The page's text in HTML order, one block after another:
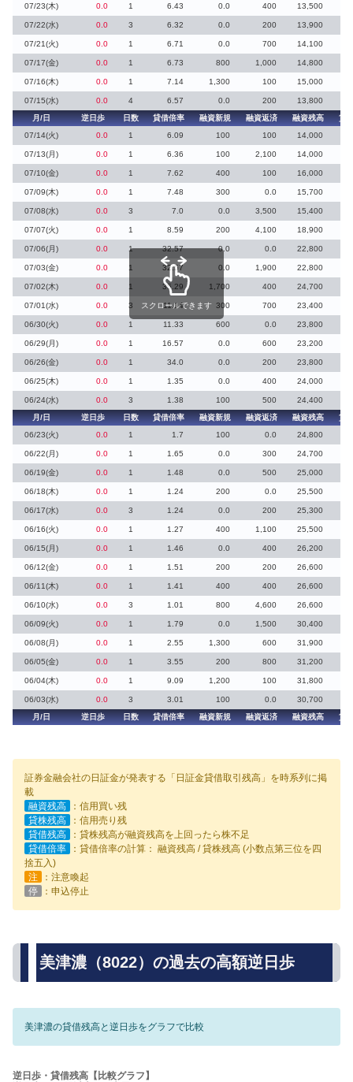
07/23(木) 0.0 1 6.43 0.0 400 13,500
07/22(水) 0.0 3 6.32 0.0 200 13,900
07/21(火) 0.0 1 6.71 0.0 700 14,100
07/17(金) 0.0 1 6.73 800 1,000 14,800
07/16(木) 0.0 1 7.14 1,300 100 15,000
07/15(水) 0.0 4 6.57 0.0 200
13,800
月/日
逆日歩 日数 貸借倍率 融資新規 融資返済 融資残高
貸
07/14(火)
0.0 1 6.09 100 100 14,000
07/13(月) 0.0 1 6.36 100 2,100 14,000
07/10(金) 0.0 1 7.62 400 100 16,000
07/09(木) 0.0 1 7.48 300 0.0 15,700
07/08(水) 0.0 3 7.0 0.0 3,500 15,400
07/07(火) 0.0 1 8.59 200 4,100 18,900
07/06(月) 0.0 1 32.57 0.0 0.0 22,800
07/03(金) 0.0 1 32.57 0.0 1,900 22,800
07/02(木) 0.0 1 35.29 1,700 400 24,700
07/01(水) 0.0 3 11.14 300 700 23,400
06/30(火) 0.0 1 11.33 600 0.0 23,800
06/29(月) 0.0 1 16.57 0.0 600 23,200
06/26(金) 0.0 1 34.0 0.0 200 23,800
06/25(木) 0.0 1 1.35 0.0 400 24,000
06/24(水) 0.0 3 1.38 100 500 24,400
月/日
逆日歩 日数 貸借倍率 融資新規 融資返済 融資残高
貸
06/23(火)
0.0 1 1.7 100 0.0 24,800
06/22(月) 0.0 1 1.65 0.0 300 24,700
06/19(金) 0.0 1 1.48 0.0 500 25,000
06/18(木) 0.0 1 1.24 200 0.0 25,500
06/17(水) 0.0 3 1.24 0.0 200 25,300
06/16(火) 0.0 1 1.27 400 1,100 25,500
06/15(月) 0.0 1 1.46 0.0 400 26,200
06/12(金) 0.0 1 1.51 200 200 26,600
06/11(木) 0.0 1 1.41 400 400 26,600
06/10(水) 0.0 3 1.01 800 4,600 26,600
06/09(火) 0.0 1 1.79 0.0 1,500 30,400
06/08(月) 0.0 1 2.55 1,300 600 31,900
06/05(金) 0.0 1 3.55 200 800 31,200
06/04(木) 0.0 1 9.09 1,200 100 31,800
06/03(水) 0.0 3 3.01 100 0.0 30,700
月/日
逆日歩 日数 貸借倍率 融資新規 融資返済 融資残高 貸
スクロールできます
証券金融会社の日証金が発表する「日証金貸借取引残高」を時系列に掲
載
融資残高
：信用買い残
貸株残高
：信用売り残
貸借残高
：貸株残高が融資残高を上回ったら株不足
貸借倍率
：貸借倍率の計算： 融資残高 / 貸株残高 (小数点第三位を四
捨五入)
注
：注意喚起
停
：申込停止
美津濃（8022）の過去の高額逆日歩
美津濃の貸借残高と逆日歩をグラフで比較